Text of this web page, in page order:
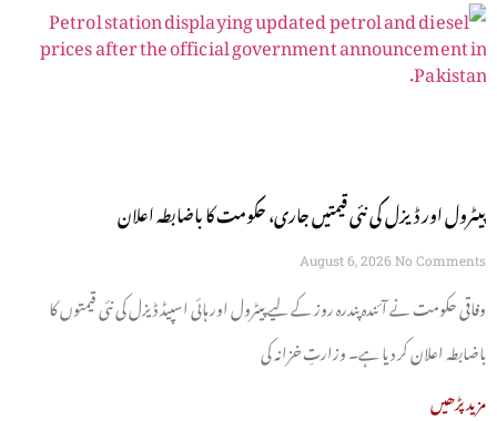
پیٹرول اور ڈیزل کی نئی قیمتیں جاری، حکومت کا باضابطہ اعلان
August 6, 2026 No Comments
وفاقی حکومت نے آئندہ پندرہ روز کے لیے پیٹرول اور ہائی اسپیڈ ڈیزل کی نئی قیمتوں کا
باضابطہ اعلان کر دیا ہے۔ وزارتِ خزانہ کی
مزید پڑھیں